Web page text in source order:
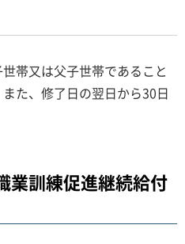
帯又は父子世帯であること
た、修了日の翌日から30日
業訓練促進継続給付